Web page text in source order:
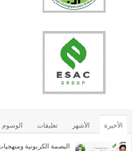
الأخيرة الأشهر تعليقات الوسوم
البصمة الكربونية